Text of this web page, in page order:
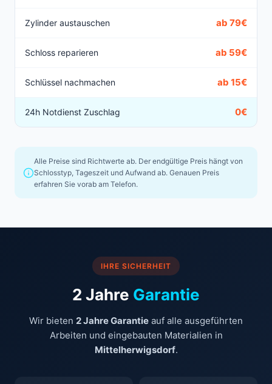
Zylinder austauschen ab 79€
Schloss reparieren ab 59€
Schlüssel nachmachen ab 15€
24h Notdienst Zuschlag 0€
Alle Preise sind Richtwerte ab. Der endgültige Preis hängt von
Schlosstyp, Tageszeit und Aufwand ab. Genauen Preis
erfahren Sie vorab am Telefon.
IHRE SICHERHEIT
2 Jahre Garantie
Wir bieten 2 Jahre Garantie auf alle ausgeführten
Arbeiten und eingebauten Materialien in
Mittelherwigsdorf.